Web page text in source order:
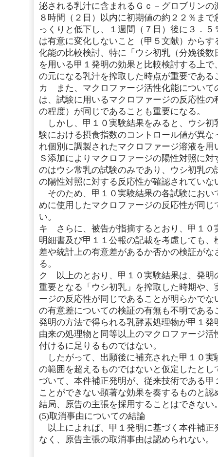
泌される乳汁に含まれるＧｃ－グロブリン
８時間（２日）以内に初期値の約２２％ま
っくりと低下し、１週間（７日）後に３．
は有意に変化しないこと（甲５文献）から
化能の比較検討、特に「ウシ初乳（分娩後
を用いる甲１発明の効果と比較検討する上
の元になる乳汁を搾取した時点が重要である
カ また、マクロファージ活性化能について
は、試験に用いるマクロファージの反応性
の程度）が同じであることも重要になる。
しかし、甲１０実験結果をみると、ウシ初
験における摂食指数のコントロール値が異
れ個別に調製されたマクロファージ溶液を
Ｓ添加によりマクロファージの陽性対照に
のはウシ常乳の試験のみであり、ウシ初乳
の陽性対照に対する反応性が確認されていな
そのため、甲１０実験結果の各試験におい
めに使用したマクロファージの反応性が同
い。
キ さらに、被告が指摘するとおり、甲１０
明細書及び甲１１公報の記載を考慮しても
差や統計上の有意差があるか否かの検証が
る。
ク 以上のとおり、甲１０実験結果は、発明
重要となる「ウシ初乳」を搾取した時期や
ージの反応性が同じであることが明らかで
の有意差についての検証の有無も不明であ
発明の方法で得られる乳酵素処理物が甲１
由来の処理物と同等以上のマクロファージ
付けるに足りるものではない。
したがって、出願後に補充された甲１０実
の範囲を超えるものではないと仮定したと
づいて、本件補正発明が、従来技術である
ことができない顕著な効果を奏するものと
結局、原告の主張を採用することはできない
(5)取消事由についての結論
以上によれば、甲１発明に基づく本件補正
なく、原告主張の取消事由は認められない。